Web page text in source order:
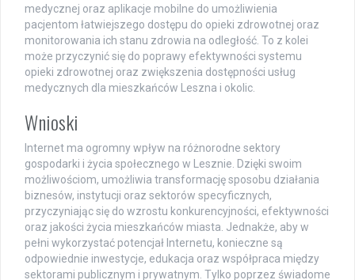
medycznej oraz aplikacje mobilne do umożliwienia
pacjentom łatwiejszego dostępu do opieki zdrowotnej oraz
monitorowania ich stanu zdrowia na odległość. To z kolei
może przyczynić się do poprawy efektywności systemu
opieki zdrowotnej oraz zwiększenia dostępności usług
medycznych dla mieszkańców Leszna i okolic.
Wnioski
Internet ma ogromny wpływ na różnorodne sektory
gospodarki i życia społecznego w Lesznie. Dzięki swoim
możliwościom, umożliwia transformację sposobu działania
biznesów, instytucji oraz sektorów specyficznych,
przyczyniając się do wzrostu konkurencyjności, efektywności
oraz jakości życia mieszkańców miasta. Jednakże, aby w
pełni wykorzystać potencjał Internetu, konieczne są
odpowiednie inwestycje, edukacja oraz współpraca między
sektorami publicznym i prywatnym. Tylko poprzez świadome